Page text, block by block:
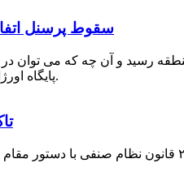
سقوط پرسنل
رسید و آن چه که می توان
پایگاه اورژانس با مناطق روستایی زیاد است.